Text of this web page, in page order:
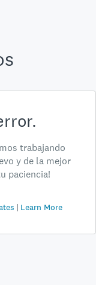
trabajando
y de la mejor
paciencia!
Learn More